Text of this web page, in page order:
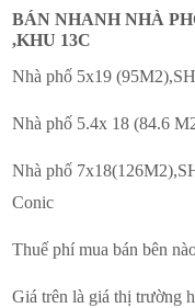
BÁN NHANH NHÀ
,KHU 13C
Nhà phố 5x19
Nhà phố 5.4x 18 (84.6
Nhà phố
Conic
Thuế phí mua bán bên
Giá trên là giá thị trường